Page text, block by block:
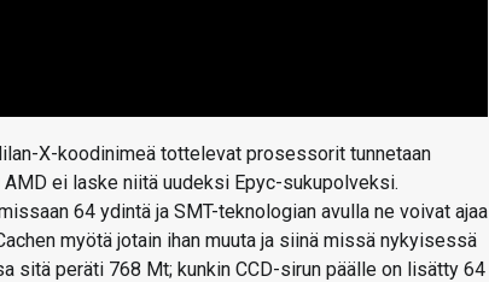
X-koodinimeä tottelevat prosessorit tunnetaan
ei laske niitä uudeksi Epyc-sukupolveksi.
64 ydintä ja SMT-teknologian avulla ne voivat ajaa
myötä jotain ihan muuta ja siinä missä nykyisessä
sitä peräti 768 Mt; kunkin CCD-sirun päälle on lisätty 64